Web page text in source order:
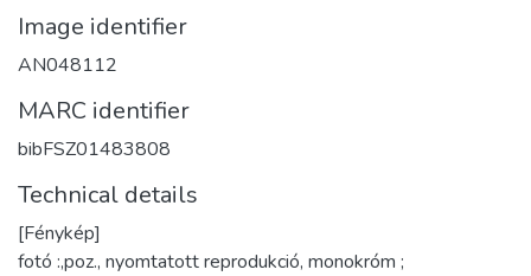
Image identifier
AN048112
MARC identifier
bibFSZ01483808
Technical details
[Fénykép]
fotó :,poz., nyomtatott reprodukció, monokróm ;